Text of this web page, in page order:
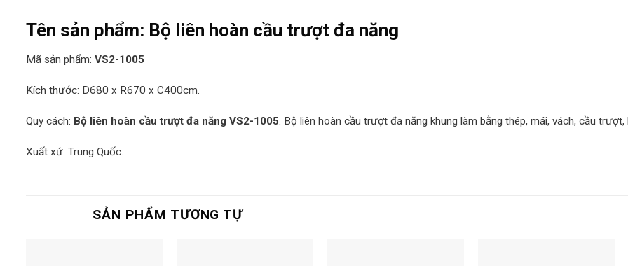
Tên sản phẩm: Bộ liên hoàn cầu trượt đa năng
Mã sản phẩm: VS2-1005
Kích thước: D680 x R670 x C400cm.
Quy cách: Bộ liên hoàn cầu trượt đa năng VS2-1005. Bộ liên hoàn cầu trượt đa năng khung làm bằng thép, mái, vách, cầu
Xuất xứ: Trung Quốc.
SẢN PHẨM TƯƠNG TỰ